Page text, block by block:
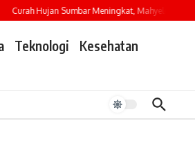
Hujan Sumbar Meningkat, Mahyeldi Imbau
Teknologi
Kesehatan